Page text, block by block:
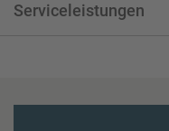
Serviceleistungen